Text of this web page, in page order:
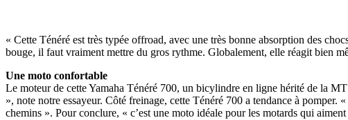
« Cette Ténéré est très typée offroad, avec une très bonne absorption des
bouge, il faut vraiment mettre du gros rythme. Globalement, elle réagit bien
Une moto confortable
Le moteur de cette Yamaha Ténéré 700, un bicylindre en ligne hérité de la
», note notre essayeur. Côté freinage, cette Ténéré 700 a tendance à
chemins ». Pour conclure, « c’est une moto idéale pour les motards qui